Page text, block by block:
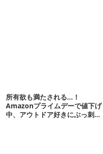
所有欲も満たされる…！
Amazonプライムデーで値下げ
中、アウトドア好きにぶっ刺さ